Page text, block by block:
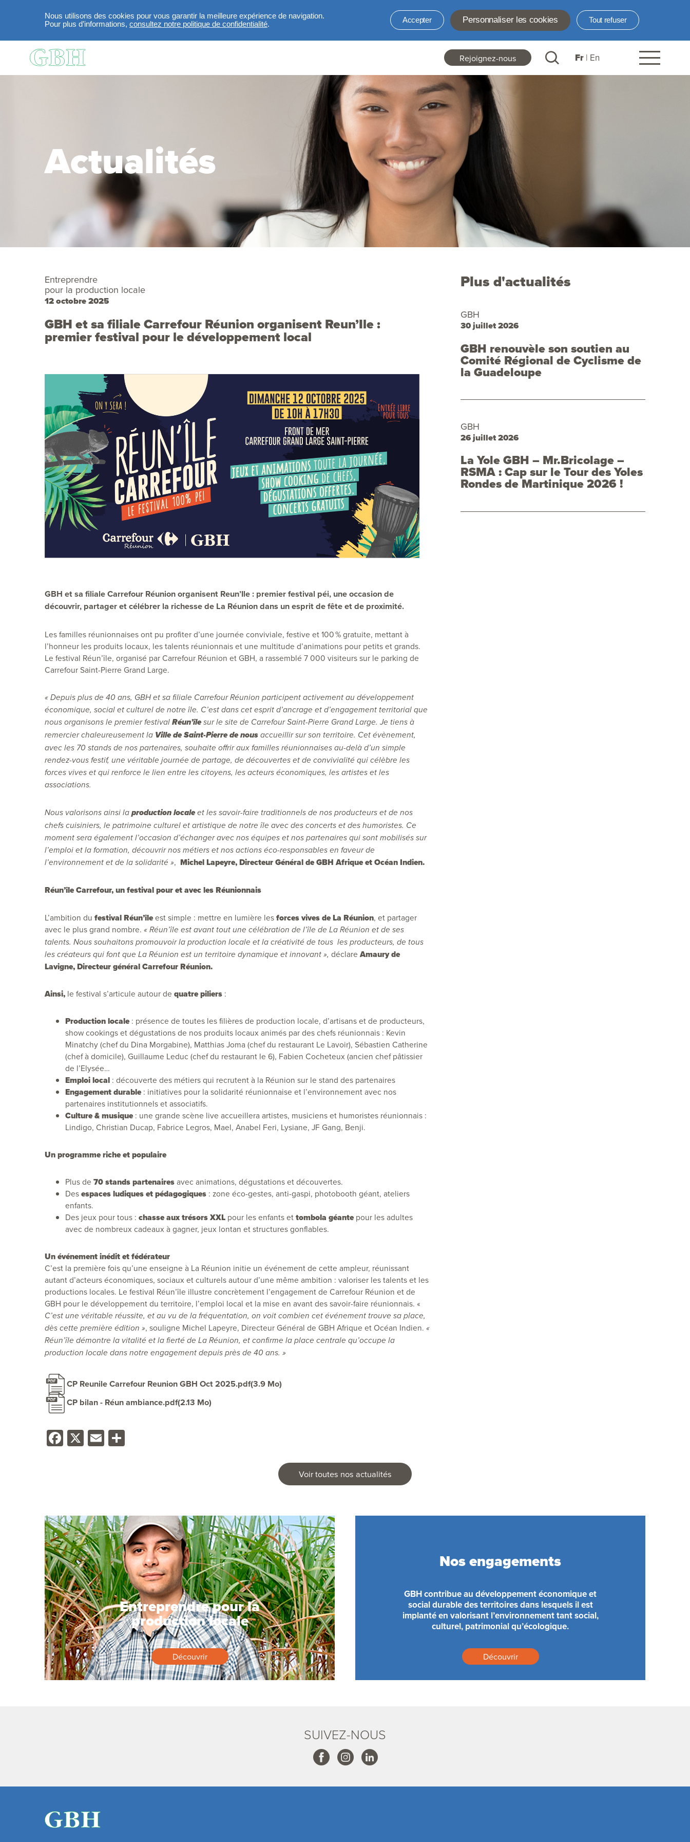
Nous utilisons des cookies pour vous garantir la meilleure expérience de navigation.
Pour plus d’informations, consultez notre politique de confidentialité.
Accepter Personnaliser les cookies Tout refuser
Aller au contenu principal
Header
links
Rejoignez-nous Fr En
Actualités
GBH et sa filiale Carrefour Réunion organisent Reun’Ile :
premier festival pour le développement local
Entreprendre
pour la production locale
12 octobre 2025
GBH et sa filiale Carrefour Réunion organisent Reun’Ile : premier festival péi, une occasion de
découvrir, partager et célébrer la richesse de La Réunion dans un esprit de fête et de proximité.
Les familles réunionnaises ont pu profiter d’une journée conviviale, festive et 100 % gratuite, mettant à
l’honneur les produits locaux, les talents réunionnais et une multitude d’animations pour petits et grands.
Le festival Réun’île, organisé par Carrefour Réunion et GBH, a rassemblé 7 000 visiteurs sur le parking de
Carrefour Saint-Pierre Grand Large.
« Depuis plus de 40 ans, GBH et sa filiale Carrefour Réunion participent activement au développement
économique, social et culturel de notre île. C’est dans cet esprit d’ancrage et d’engagement territorial que
nous organisons le premier festival Réun’îlesur le site de Carrefour Saint-Pierre Grand Large. Je tiens à
remercier chaleureusement la Ville de Saint-Pierre de nous accueillir sur son territoire. Cet évènement,
avec les 70 stands de nos partenaires, souhaite offrir aux familles réunionnaises au-delà d’un simple
rendez-vous festif, une véritable journée de partage, de découvertes et de convivialité qui célèbre les
forces vives et qui renforce le lien entre les citoyens, les acteurs économiques, les artistes et les
associations.
Nous valorisons ainsi laproduction localeet les savoir-faire traditionnels de nos producteurs et de nos
chefs cuisiniers, le patrimoine culturel et artistique de notre île avec des concerts et des humoristes. Ce
moment sera également l’occasion d’échanger avec nos équipes et nos partenaires qui sont mobilisés sur
l’emploi et la formation, découvrir nos métiers et nos actions éco-responsables en faveur de
l’environnement et de la solidarité », Michel Lapeyre, Directeur Général de GBH Afrique et Océan Indien.
Réun’île Carrefour, un festival pour et avec les Réunionnais
L’ambition du festival Réun’îleest simple : mettre en lumière lesforces vives de La Réunion, et partager
avec le plus grand nombre. « Réun’île est avant tout une célébration de l’île de La Réunion et de ses
talents. Nous souhaitons promouvoir la production locale et la créativité de tous les producteurs, de tous
les créateurs qui font que La Réunion est un territoire dynamique et innovant », déclare Amaury de
Lavigne, Directeur général Carrefour Réunion.
Ainsi, le festival s’articule autour de quatre piliers :
Production locale: présence de toutes les filières de production locale, d’artisans et de producteurs,
show cookings et dégustations de nos produits locaux animés par des chefs réunionnais : Kevin
Minatchy (chef du Dina Morgabine), Matthias Joma (chef du restaurant Le Lavoir), Sébastien Catherine
(chef à domicile), Guillaume Leduc (chef du restaurant le 6), Fabien Cocheteux (ancien chef pâtissier
de l’Elysée…
Emploi local : découverte des métiers qui recrutent à la Réunion sur le stand des partenaires
Engagement durable: initiatives pour la solidarité réunionnaise et l’environnement avec nos
partenaires institutionnels et associatifs.
Culture & musique: une grande scène live accueillera artistes, musiciens et humoristes réunionnais :
Lindigo, Christian Ducap, Fabrice Legros, Mael, Anabel Feri, Lysiane, JF Gang, Benji.
Un programme riche et populaire
Plus de 70 stands partenairesavec animations, dégustations et découvertes.
Desespaces ludiques et pédagogiques : zone éco-gestes, anti-gaspi, photobooth géant, ateliers
enfants.
Des jeux pour tous : chasse aux trésors XXL pour les enfants ettombola géantepour les adultes
avec de nombreux cadeaux à gagner, jeux lontan et structures gonflables.
Un événement inédit et fédérateur
C’est la première fois qu’une enseigne à La Réunion initie un événement de cette ampleur, réunissant
autant d’acteurs économiques, sociaux et culturels autour d’une même ambition : valoriser les talents et les
productions locales. Le festival Réun’île illustre concrètement l’engagement de Carrefour Réunion et de
GBH pour le développement du territoire, l’emploi local et la mise en avant des savoir-faire réunionnais. «
C’est une véritable réussite, et au vu de la fréquentation, on voit combien cet événement trouve sa place,
dès cette première édition », souligne Michel Lapeyre, Directeur Général de GBH Afrique et Océan Indien. «
Réun’île démontre la vitalité et la fierté de La Réunion, et confirme la place centrale qu’occupe la
production locale dans notre engagement depuis près de 40 ans. »
CP Reunile Carrefour Reunion GBH Oct 2025.pdf(3.9 Mo)
CP bilan - Réun ambiance.pdf(2.13 Mo)
Facebook
X Email
Plus d'actualités
GBH
30 juillet 2026
GBH renouvèle son soutien au
Comité Régional de Cyclisme de
la Guadeloupe
GBH
26 juillet 2026
La Yole GBH – Mr.Bricolage –
RSMA : Cap sur le Tour des Yoles
Rondes de Martinique 2026 !
Voir toutes nos actualités
Entreprendre pour la
production locale
Découvrir
Nos engagements
GBH contribue au développement économique et
social durable des territoires dans lesquels il est
implanté en valorisant l’environnement tant social,
culturel, patrimonial qu’écologique.
Découvrir
SUIVEZ-NOUS